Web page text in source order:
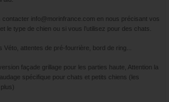
info@morinfrance.com en nous précisant vos
le type de chien ou si vous l’utilisez pour des chats.
Véto, attentes de pré-fourrière, bord de ring...
façade grillage pour les parties haute, Attention la
spécifique pour chats et petits chiens (les